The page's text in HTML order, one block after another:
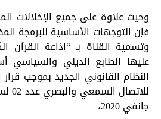
وحيث علاوة على جميع الإخلالات
فإن التوجهات الأساسية للبرمجة
وتسمية القناة بـ “إذاعة القرآن
عليها الطابع الديني والسياسي
النظام القانوني الجديد بموجب
جانفي 2020،